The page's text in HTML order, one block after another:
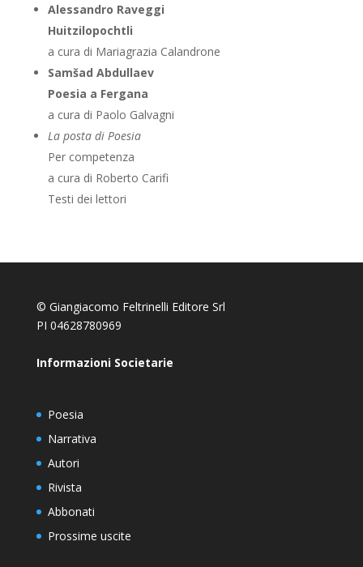
Alessandro Raveggi
Huitzilopochtli
a cura di Mariagrazia Calandrone
Samšad Abdullaev
Poesia a Fergana
a cura di Paolo Galvagni
La posta di Poesia
Per competenza
a cura di Roberto Carifi
Testi dei lettori
© Giangiacomo Feltrinelli Editore Srl
PI 04628780969
Informazioni Societarie
Poesia
Narrativa
Autori
Rivista
Abbonati
Prossime uscite